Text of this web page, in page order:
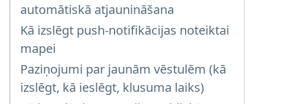
automātiskā atjaunināšana
Kā izslēgt push-notifikācijas noteiktai
mapei
Paziņojumi par jaunām vēstulēm (kā
izslēgt, kā ieslēgt, klusuma laiks)